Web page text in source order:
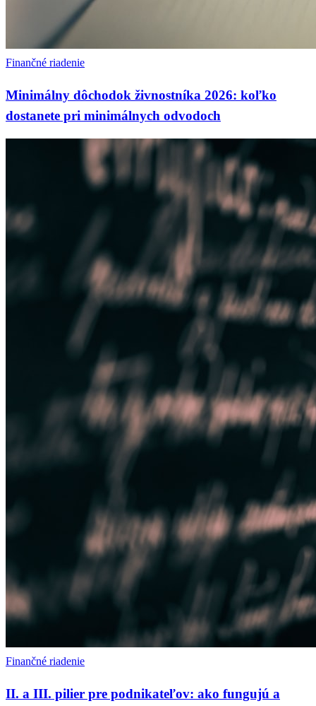
Finančné riadenie
Minimálny dôchodok živnostníka 2026: koľko
dostanete pri minimálnych odvodoch
Finančné riadenie
II. a III. pilier pre podnikateľov: ako fungujú a